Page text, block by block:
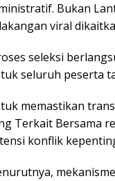
Bukan
viral
seleksi
seluruh peserta
memastikan
Terkait Bersama
konflik